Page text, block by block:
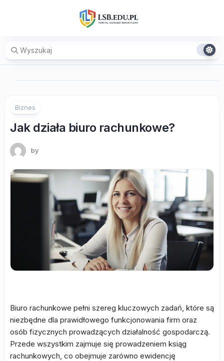
Biznes
Jak działa biuro rachunkowe?
by
Biuro rachunkowe pełni szereg kluczowych zadań, które są
niezbędne dla prawidłowego funkcjonowania firm oraz
osób fizycznych prowadzących działalność gospodarczą.
Przede wszystkim zajmuje się prowadzeniem ksiąg
rachunkowych, co obejmuje zarówno ewidencję